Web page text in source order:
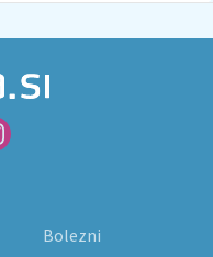
Bolezni